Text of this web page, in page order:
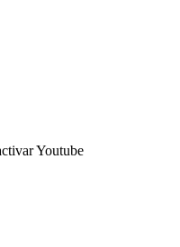
Youtube